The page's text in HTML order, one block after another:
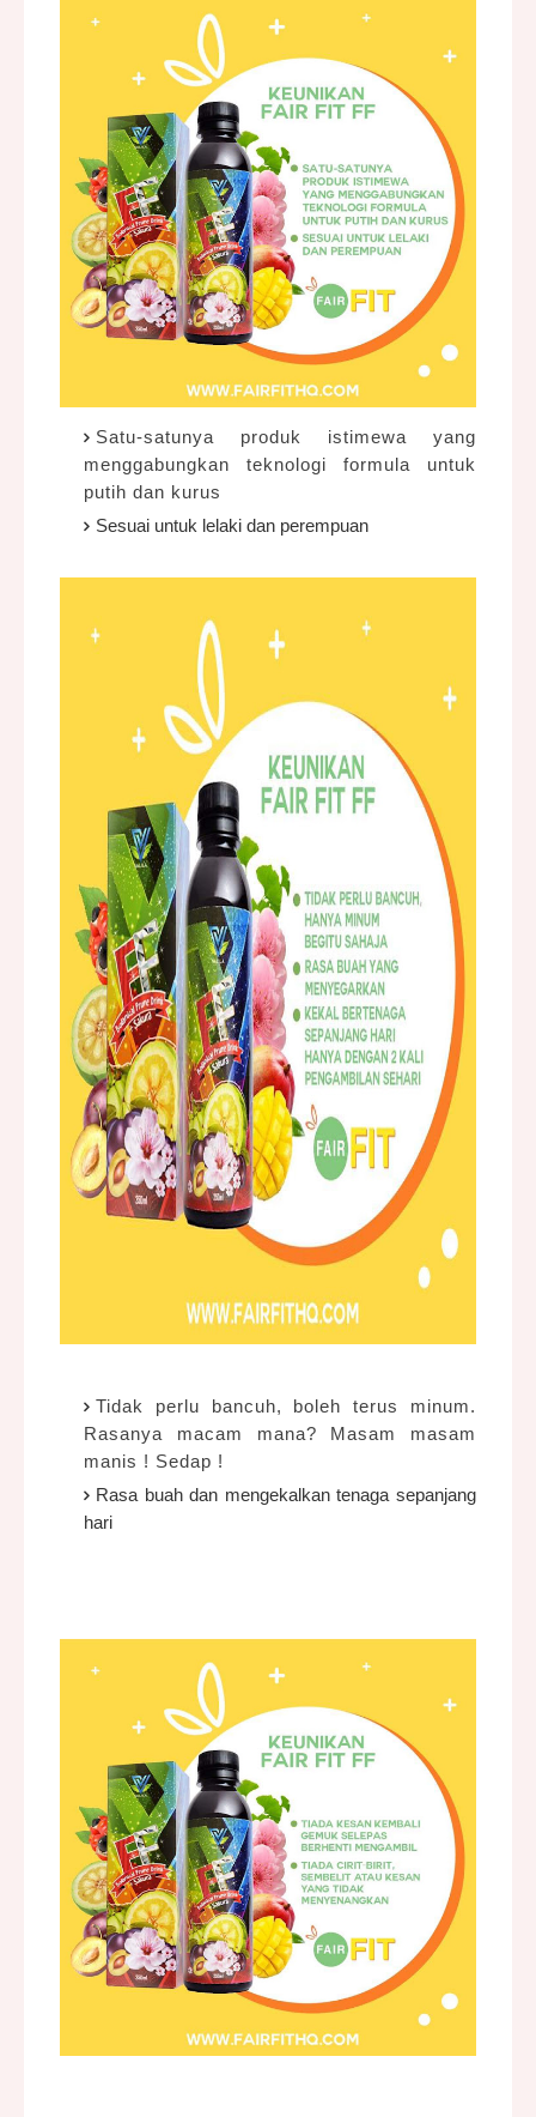
Satu-satunya produk istimewa yang
menggabungkan teknologi formula untuk
putih dan kurus
Sesuai untuk lelaki dan perempuan
Tidak perlu bancuh, boleh terus minum.
Rasanya macam mana? Masam masam
manis ! Sedap !
Rasa buah dan mengekalkan tenaga sepanjang
hari